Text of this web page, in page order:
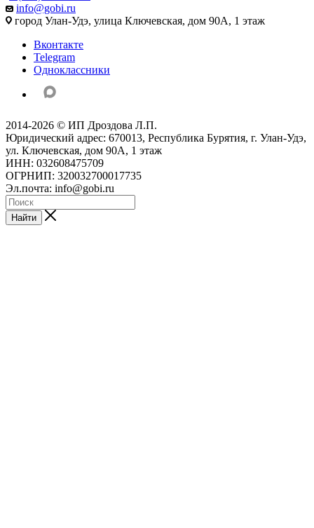
info@gobi.ru
город Улан-Удэ, улица Ключевская, дом 90А, 1 этаж
Вконтакте
Telegram
Одноклассники
2014-2026 © ИП Дроздова Л.П.
Юридический адрес: 670013, Республика Бурятия, г. Улан-Удэ,
ул. Ключевская, дом 90А, 1 этаж
ИНН: 032608475709
ОГРНИП: 320032700017735
Эл.почта: info@gobi.ru
Найти